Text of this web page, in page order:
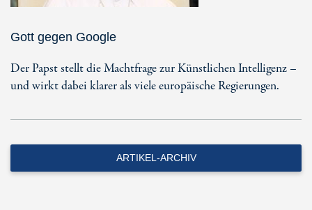
Gott gegen Google
Der Papst stellt die Machtfrage zur Künstlichen Intelligenz –
und wirkt dabei klarer als viele europäische Regierungen.
ARTIKEL-ARCHIV